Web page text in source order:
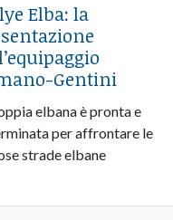
Elba: la
Gentini
elbana è pronta e
per affrontare le
strade elbane